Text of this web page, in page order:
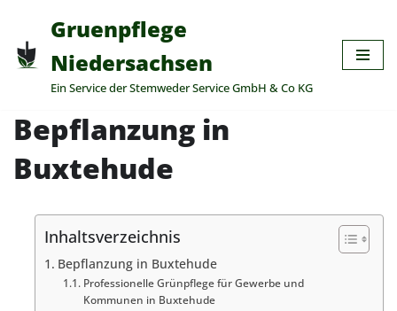
Zum
Inhalt
springen
Gruenpflege
Niedersachsen
Ein Service der Stemweder Service GmbH & Co KG
Bepflanzung in
Buxtehude
Inhaltsverzeichnis
Bepflanzung in Buxtehude
Professionelle Grünpflege für Gewerbe und
Kommunen in Buxtehude